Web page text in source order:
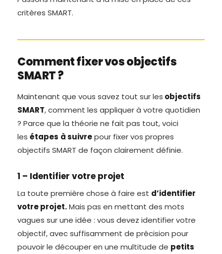
critères SMART.
Comment fixer vos objectifs
SMART ?
Maintenant que vous savez tout sur les objectifs
SMART, comment les appliquer à votre quotidien
? Parce que la théorie ne fait pas tout, voici
les étapes à suivrepour fixer vos propres
objectifs SMART de façon clairement définie.
1 – Identifier votre projet
La toute première chose à faire est d’identifier
votre projet.Mais pas en mettant des mots
vagues sur une idée : vous devez identifier votre
objectif, avec suffisamment de précision pour
pouvoir le découper en une multitude de petits